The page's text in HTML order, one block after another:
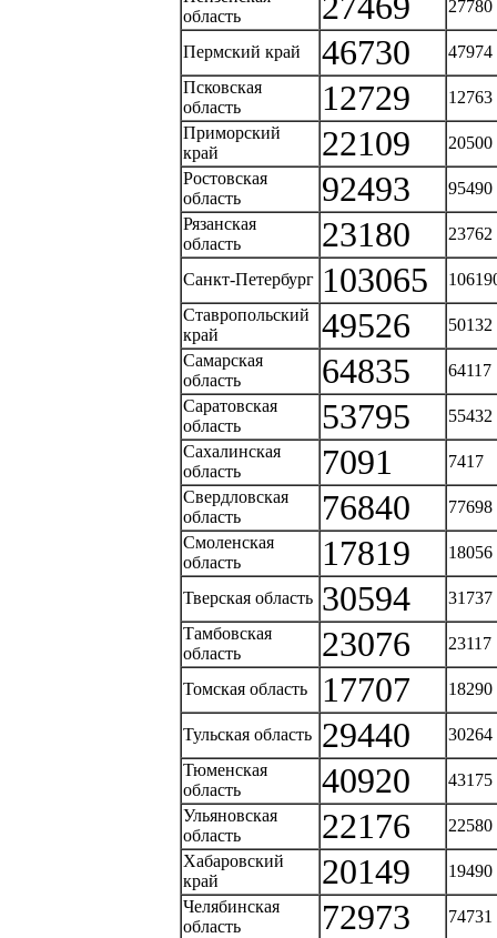
область
27780
Пермский край 46730
47974
Псковская
область
12729
12763
Приморский
край
22109
20500
Ростовская
область
92493
95490
Рязанская
область
23180 23762
Санкт-Петербург 103065
Ставропольский
край
49526
50132
Самарская
область
64835
64117
Саратовская
область
53795
55432
Сахалинская
область
7091
7417
Свердловская
область
76840
77698
Смоленская
область
17819 18056
Тверская область 30594
31737
Тамбовская
область
23076 23117
Томская область 17707 18290
Тульская область 29440
30264
Тюменская
область
40920
43175
Ульяновская
область
22176
22580
Хабаровский
край
20149
19490
Челябинская
область
72973
74731